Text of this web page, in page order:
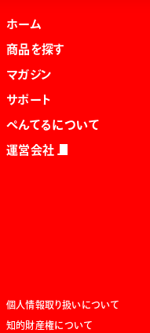
ホーム
商品を探す
マガジン
サポート
ぺんてるについて
運営会社
個人情報取り扱いについて
知的財産権について